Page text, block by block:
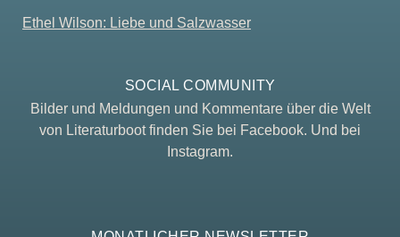
Ethel Wilson: Liebe und Salzwasser
SOCIAL COMMUNITY
Bilder und Meldungen und Kommentare über die Welt
von Literaturboot finden Sie bei Facebook. Und bei
Instagram.